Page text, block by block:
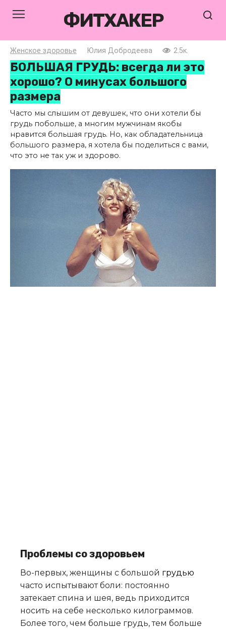
ФИТХАКЕР
Женское здоровье Юлия Добродеева 2.5к.
БОЛЬШАЯ ГРУДЬ: всегда ли это
хорошо? О минусах большого
размера
Часто мы слышим от девушек, что они хотели бы
грудь побольше, а многим мужчинам якобы
нравится большая грудь. Но, как обладательница
большого размера, я хотела бы поделиться с вами,
что это не так уж и здорово.
Проблемы со здоровьем
Во-первых, женщины с большой грудью
часто испытывают боли: постоянно
затекает спина и шея, ведь приходится
носить на себе несколько килограммов.
Более того, чем больше грудь, тем больше